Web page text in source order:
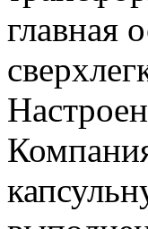
главная